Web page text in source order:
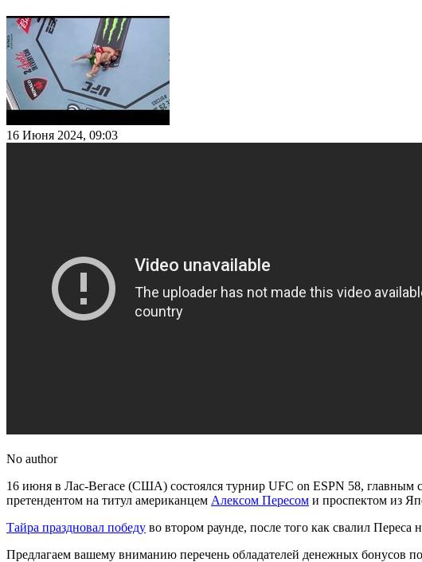
16 Июня 2024, 09:03
No author
16 июня в Лас-Вегасе (США) состоялся турнир UFC on ESPN 58,
претендентом на титул американцем Алексом Пересом и проспектом из
Тайра праздновал победу во втором раунде, после того как свалил
Предлагаем вашему вниманию перечень обладателей денежных бонусов